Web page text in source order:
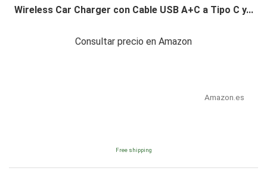
Wireless Car Charger con Cable USB A+C a Tipo C y...
Consultar precio en Amazon
Amazon.es
Free shipping